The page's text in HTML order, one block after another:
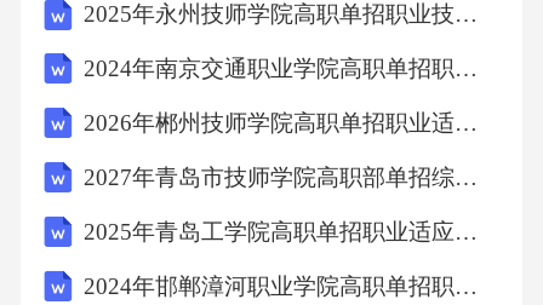
次20～根据《土地利用现状分类》（GB/T21010
-2017），《水土保持工程），序号项目组成永
久占地合计商服用地1建构筑物工程469.5469.52
道路硬化工程5575573绿化工程437.5437.54临时
*合计工程名称开挖调出调入外借余（弃）方小
计土石方土石方土石方土石方土石方土石方①
2025年永州技师学院高职单招职业技能考试模拟试卷（研优卷）附答案详解
2024年南京交通职业学院高职单招职业技能考试题库含答案详解（黄金题型）
2026年郴州技师学院高职单招职业适应性测试考试模拟试卷附答案详解【B卷】
2027年青岛市技师学院高职部单招综合素质考试模拟试卷附答案详解（培优）
2025年青岛工学院高职单招职业适应性测试考试模拟试卷含答案详解（综合题）
2024年邯郸漳河职业学院高职单招职业技能考试题库带答案详解（培优）